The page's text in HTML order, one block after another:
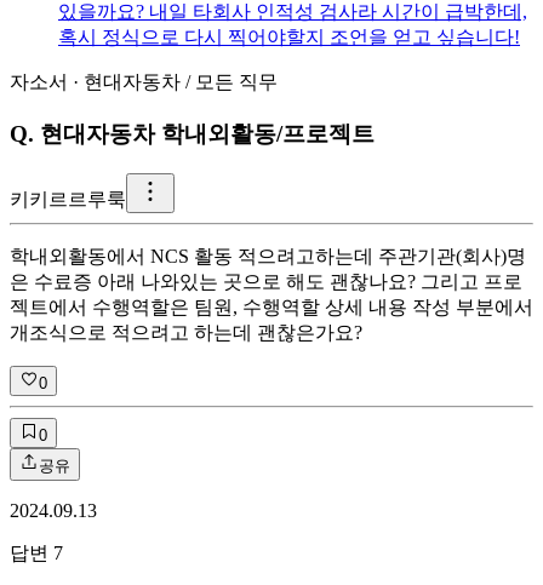
있을까요? 내일 타회사 인적성 검사라 시간이 급박한데,
혹시 정식으로 다시 찍어야할지 조언을 얻고 싶습니다!
자소서 · 현대자동차 / 모든 직무
Q. 현대자동차 학내외활동/프로젝트
키 키르르루룩
학내외활동에서 NCS 활동 적으려고하는데 주관기관(회사)명
은 수료증 아래 나와있는 곳으로 해도 괜찮나요? 그리고 프로
젝트에서 수행역할은 팀원, 수행역할 상세 내용 작성 부분에서
개조식으로 적으려고 하는데 괜찮은가요?
0
0
공유
2024.09.13
답변 7